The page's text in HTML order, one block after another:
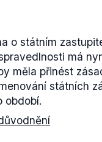
o státním
má
měla přinést
státních
období.